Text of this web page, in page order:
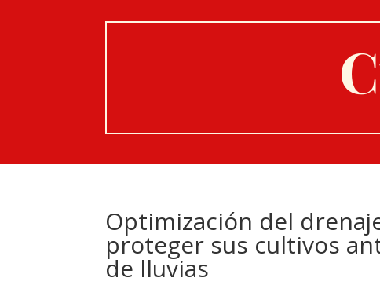
Optimización del
proteger sus cultivos
de lluvias